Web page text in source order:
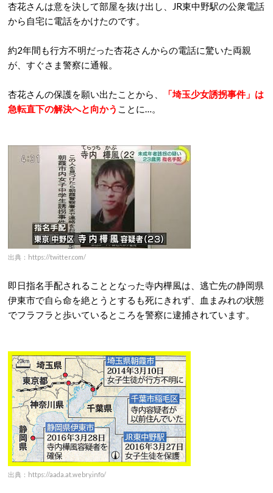
杏花さんは意を決して部屋を抜け出し、JR東中野駅の公衆電話
から自宅に電話をかけたのです。
約2年間も行方不明だった杏花さんからの電話に驚いた両親
が、すぐさま警察に通報。
杏花さんの保護を願い出たことから、
「埼玉少女誘拐事件」は
急転直下の解決へと向かう ことに…。
出典：https://twitter.com/
即日指名手配されることとなった寺内樺風は、逃亡先の静岡県
伊東市で自ら命を絶とうとするも死にきれず、血まみれの状態
でフラフラと歩いているところを警察に逮捕されています。
出典：https://aada.at.webry.info/